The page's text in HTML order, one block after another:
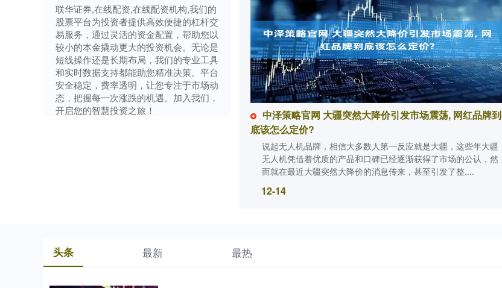
联华证券,在线配资,在线配资机构,我们的
股票平台为投资者提供高效便捷的杠杆交
易服务，通过灵活的资金配置，帮助您以
较小的本金撬动更大的投资机会。无论是
短线操作还是长期布局，我们的专业工具
和实时数据支持都能助您精准决策。平台
安全稳定，费率透明，让您专注于市场动
态，把握每一次涨跌的机遇。加入我们，
开启您的智慧投资之旅！
中泽策略官网 大疆突然大降价引发市场震荡, 网红品牌到
底该怎么定价?
说起无人机品牌，相信大多数人第一反应就是大疆，这些年大疆
无人机凭借着优质的产品和口碑已经逐渐获得了市场的公认，然
而就在最近大疆突然大降价的消息传来，甚至引发了整....
12-14
头条 最新 最热